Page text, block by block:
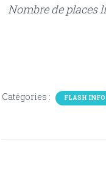
Nombre de places
Catégories : FLASH INFO